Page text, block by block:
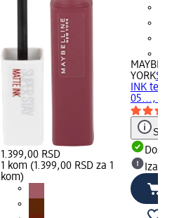
1.399,00 RSD
1 kom (1.399,00 RSD za 1
kom)
YORK
INK
05..., 5